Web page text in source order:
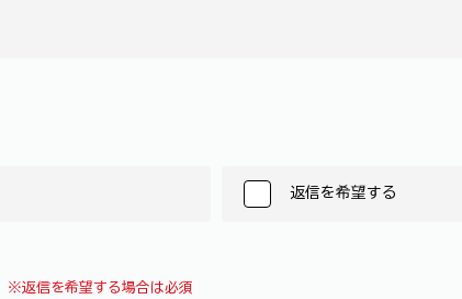
返信を希望する
※返信を希望する場合は必須